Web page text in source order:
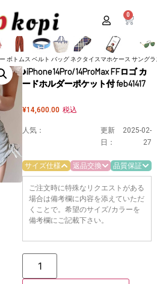
0
ボトムス ベルト バッグネクタイ スマホケース サング
/ フェンディ スマホケース 偽物
カードホルダーポケット付 feb41417
フェンディ スマホケース 偽物
♪iPhone14Pro/14ProMax FFロゴ カ
ードホルダーポケット付 feb41417
¥14,600.00 税込
人気：
更新
日：
2025-02-
27
サイズ仕様 返品交換 品質保証
ご注文時に特殊なリクエストがある
場合は備考欄に内容を添えていただ
くことで。希望のサイズ/カラーを
備考欄にご記載下さい。